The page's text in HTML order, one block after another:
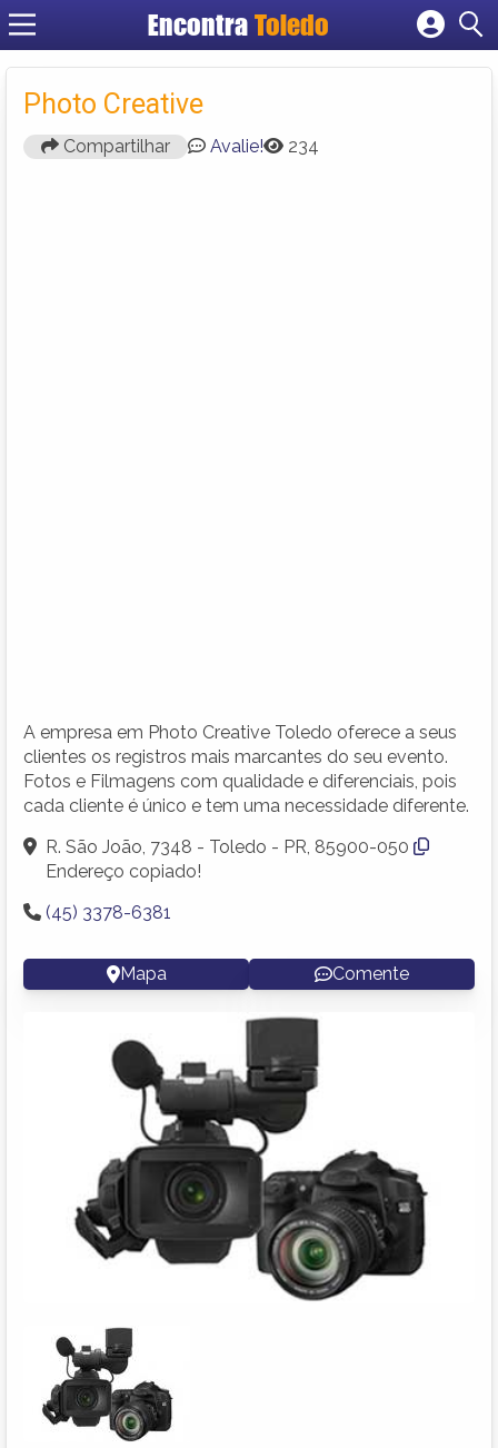
Encontra Toledo
Cadastrar empresa
Photo Creative
Compartilhar Avalie! 234
A empresa em Photo Creative Toledo oferece a seus
clientes os registros mais marcantes do seu evento.
Fotos e Filmagens com qualidade e diferenciais, pois
cada cliente é único e tem uma necessidade diferente.
R. São João, 7348 - Toledo - PR, 85900-050
Endereço copiado!
(45) 3378-6381
Mapa Comente